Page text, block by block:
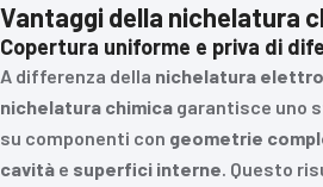
Vantaggi della nichelatura
Copertura uniforme e priva di
A differenza della nichelatura
nichelatura chimica garantisce uno
su componenti con geometrie
cavità e superfici interne. Questo